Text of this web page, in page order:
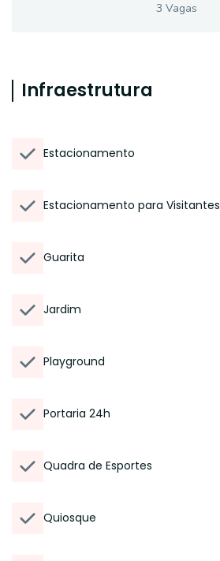
3 Vagas
Infraestrutura
Estacionamento
Estacionamento para Visitantes
Guarita
Jardim
Playground
Portaria 24h
Quadra de Esportes
Quiosque